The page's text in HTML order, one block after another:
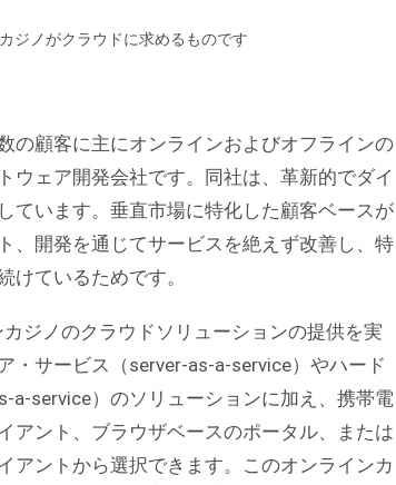
の顧客に主にオンラインおよびオフラインの
ウェア開発会社です。同社は、革新的でダイ
ています。垂直市場に特化した顧客ベースが
、開発を通じてサービスを絶えず改善し、特
けているためです。
ジノのクラウドソリューションの提供を実
・サービス（server-as-a-service）やハード
a-service）のソリューションに加え、携帯電
アント、ブラウザベースのポータル、または
アントから選択できます。このオンラインカ